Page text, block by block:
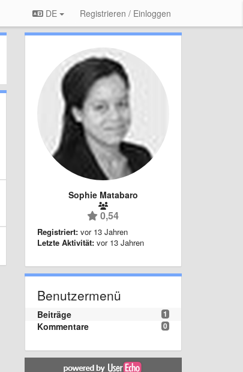
DE Registrieren / Einloggen
Sophie Matabaro
0,54
Registriert: vor 13 Jahren
Letzte Aktivität: vor 13 Jahren
Benutzermenü
1
Beiträge
0
Kommentare